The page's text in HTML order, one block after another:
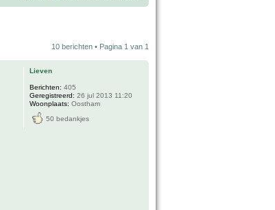
10 berichten • Pagina 1 van 1
Lieven
Berichten: 405
Geregistreerd: 26 jul 2013 11:20
Woonplaats: Oostham
50 bedankjes